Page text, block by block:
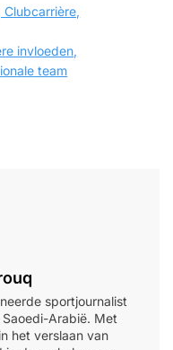
Clubcarrière,
invloeden,
team
sportjournalist
Arabië. Met
het verslaan van